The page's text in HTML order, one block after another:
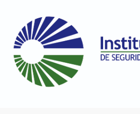
RAL 1033 Amarillo dalia
158.47 €
198 en stock
RAL 1034 Amarillo pastel
158.47 €
200 en stock